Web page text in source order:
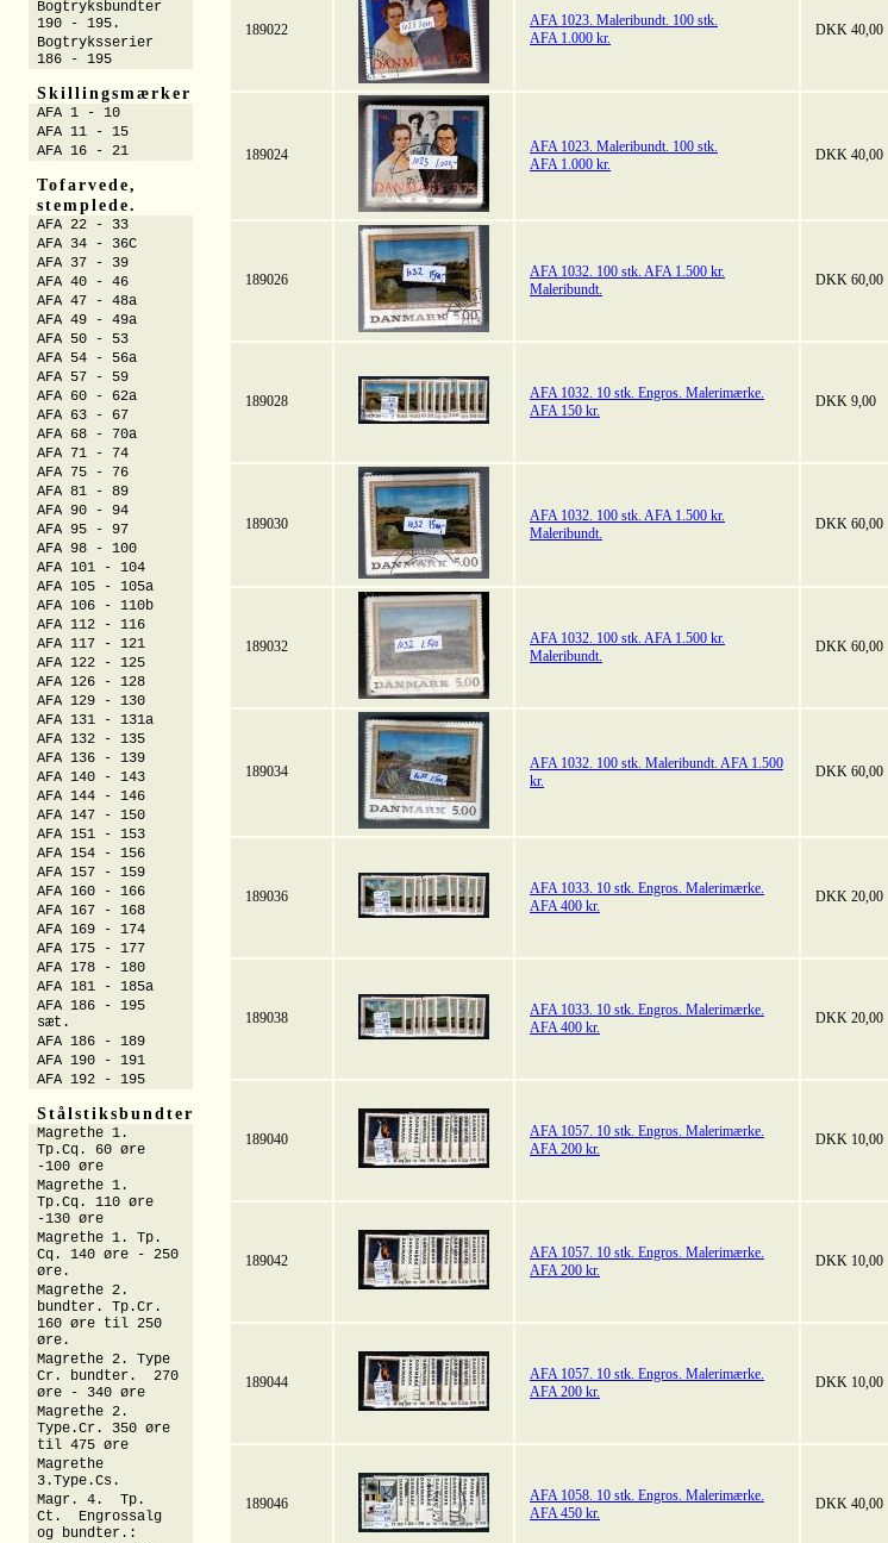
189022
AFA 1023. Maleribundt. 100 stk.
AFA 1.000 kr.
DKK 40,00
189024
AFA 1023. Maleribundt. 100 stk.
AFA 1.000 kr.
DKK 40,00
189026
AFA 1032. 100 stk. AFA 1.500 kr.
Maleribundt.
DKK 60,00
189028
AFA 1032. 10 stk. Engros. Malerimærke.
AFA 150 kr.
DKK 9,00
189030
AFA 1032. 100 stk. AFA 1.500 kr.
Maleribundt.
DKK 60,00
189032
AFA 1032. 100 stk. AFA 1.500 kr.
Maleribundt.
DKK 60,00
189034
AFA 1032. 100 stk. Maleribundt. AFA 1.500
kr.
DKK 60,00
189036
AFA 1033. 10 stk. Engros. Malerimærke.
AFA 400 kr.
DKK 20,00
189038
AFA 1033. 10 stk. Engros. Malerimærke.
AFA 400 kr.
DKK 20,00
189040
AFA 1057. 10 stk. Engros. Malerimærke.
AFA 200 kr.
DKK 10,00
189042
AFA 1057. 10 stk. Engros. Malerimærke.
AFA 200 kr.
DKK 10,00
189044
AFA 1057. 10 stk. Engros. Malerimærke.
AFA 200 kr.
DKK 10,00
189046
AFA 1058. 10 stk. Engros. Malerimærke.
AFA 450 kr.
DKK 40,00
Bogtryksbundter
190 - 195.
Bogtryksserier
186 - 195
Skillingsmærker
AFA 1 - 10
AFA 11 - 15
AFA 16 - 21
Tofarvede,
stemplede.
AFA 22 - 33
AFA 34 - 36C
AFA 37 - 39
AFA 40 - 46
AFA 47 - 48a
AFA 49 - 49a
AFA 50 - 53
AFA 54 - 56a
AFA 57 - 59
AFA 60 - 62a
AFA 63 - 67
AFA 68 - 70a
AFA 71 - 74
AFA 75 - 76
AFA 81 - 89
AFA 90 - 94
AFA 95 - 97
AFA 98 - 100
AFA 101 - 104
AFA 105 - 105a
AFA 106 - 110b
AFA 112 - 116
AFA 117 - 121
AFA 122 - 125
AFA 126 - 128
AFA 129 - 130
AFA 131 - 131a
AFA 132 - 135
AFA 136 - 139
AFA 140 - 143
AFA 144 - 146
AFA 147 - 150
AFA 151 - 153
AFA 154 - 156
AFA 157 - 159
AFA 160 - 166
AFA 167 - 168
AFA 169 - 174
AFA 175 - 177
AFA 178 - 180
AFA 181 - 185a
AFA 186 - 195
sæt.
AFA 186 - 189
AFA 190 - 191
AFA 192 - 195
Stålstiksbundter
Magrethe 1.
Tp.Cq. 60 øre
-100 øre
Magrethe 1.
Tp.Cq. 110 øre
-130 øre
Magrethe 1. Tp.
Cq. 140 øre - 250
øre.
Magrethe 2.
bundter. Tp.Cr.
160 øre til 250
øre.
Magrethe 2. Type
Cr. bundter. 270
øre - 340 øre
Magrethe 2.
Type.Cr. 350 øre
til 475 øre
Magrethe
3.Type.Cs.
Magr. 4. Tp.
Ct. Engrossalg
og bundter.: